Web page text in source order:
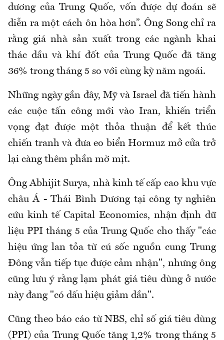
dương của Trung Quốc, vốn được dự đoán sẽ
diễn ra một cách ôn hòa hơn”. Ông Song chỉ ra
rằng giá nhà sản xuất trong các ngành khai
thác dầu và khí đốt của Trung Quốc đã tăng
36% trong tháng 5 so với cùng kỳ năm ngoái.
Những ngày gần đây, Mỹ và Israel đã tiến hành
các cuộc tấn công mới vào Iran, khiến triển
vọng đạt được một thỏa thuận để kết thúc
chiến tranh và đưa eo biển Hormuz mở cửa trở
lại càng thêm phần mờ mịt.
Ông Abhijit Surya, nhà kinh tế cấp cao khu vực
châu Á - Thái Bình Dương tại công ty nghiên
cứu kinh tế Capital Economics, nhận định dữ
liệu PPI tháng 5 của Trung Quốc cho thấy "các
hiệu ứng lan tỏa từ cú sốc nguồn cung Trung
Đông vẫn tiếp tục được cảm nhận", nhưng ông
cũng lưu ý rằng lạm phát giá tiêu dùng ở nước
này đang "có dấu hiệu giảm dần".
Cũng theo báo cáo từ NBS, chỉ số giá tiêu dùng
(PPI) của Trung Quốc tăng 1,2% trong tháng 5